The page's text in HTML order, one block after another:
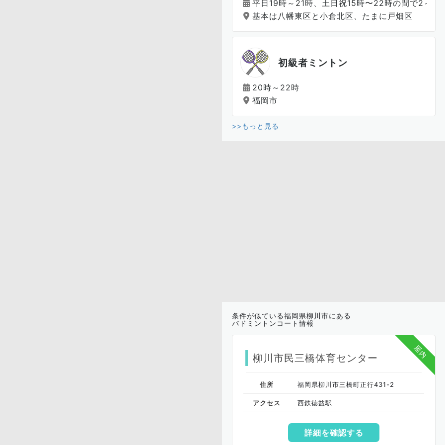
平日19時～21時、土日祝15時〜22時の間で2～4
基本は八幡東区と小倉北区、たまに戸畑区
初級者ミントン
20時～22時
福岡市
>>もっと見る
条件が似ている福岡県柳川市にある
バドミントンコート情報
屋内
柳川市民三橋体育センター
住所 福岡県柳川市三橋町正行431-2
アクセス 西鉄徳益駅
詳細を確認する